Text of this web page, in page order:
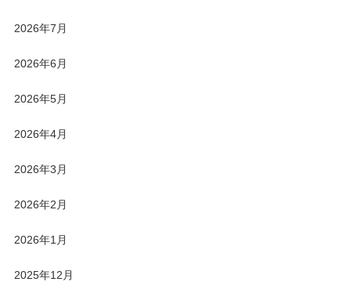
2026年7月
2026年6月
2026年5月
2026年4月
2026年3月
2026年2月
2026年1月
2025年12月